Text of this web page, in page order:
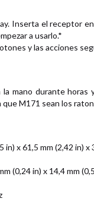
Inserta el receptor
a usarlo.*
y las acciones
mano durante
M171 sean los
x 61,5 mm (2,42 in) x
(0,24 in) x 14,4 mm